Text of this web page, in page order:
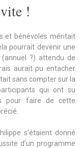
!
et bénévoles méritait
pourrait devenir une
?) attendu de
aurait pu entacher
sans compter sur la
qui ont su
pour faire de cette
s’étaient donné
d’un programme